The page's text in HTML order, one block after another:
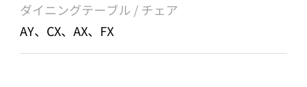
ダイニングテーブル / チェア
AY、CX、AX、FX